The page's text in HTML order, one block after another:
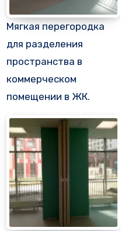
Мягкая перегородка
для разделения
пространства в
коммерческом
помещении в ЖК.